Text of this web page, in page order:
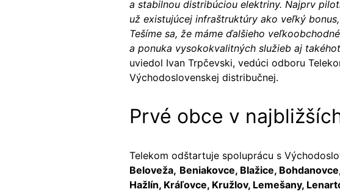
a stabilnou distribúciou elektriny. Najprv
už existujúcej infraštruktúry ako veľký
Tešíme sa, že máme ďalšieho
a ponuka vysokokvalitných služieb aj
uviedol Ivan Trpčevski, vedúci odboru
Východoslovenskej distribučnej.
Prvé obce v
Telekom odštartuje spoluprácu s
Beloveža, Beniakovce, Blažice,
Hažlín, Kráľovce, Kružlov, Lemešany,